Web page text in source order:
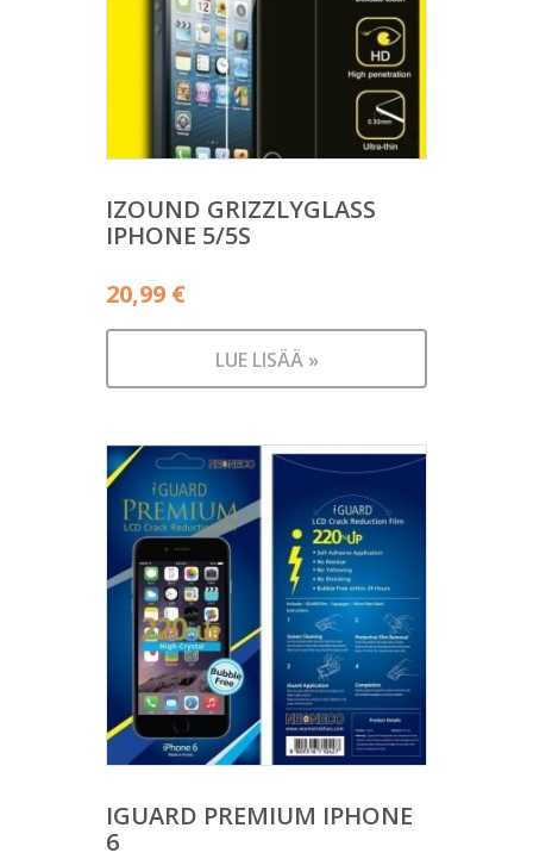
IZOUND GRIZZLYGLASS
IPHONE 5/5S
20,99 €
LUE LISÄÄ »
IGUARD PREMIUM IPHONE
6